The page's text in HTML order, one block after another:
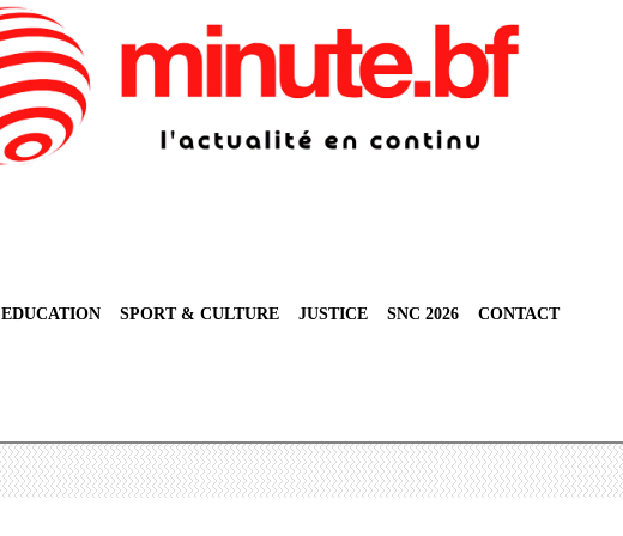
EDUCATION SPORT & CULTURE JUSTICE SNC 2026 CONTACT